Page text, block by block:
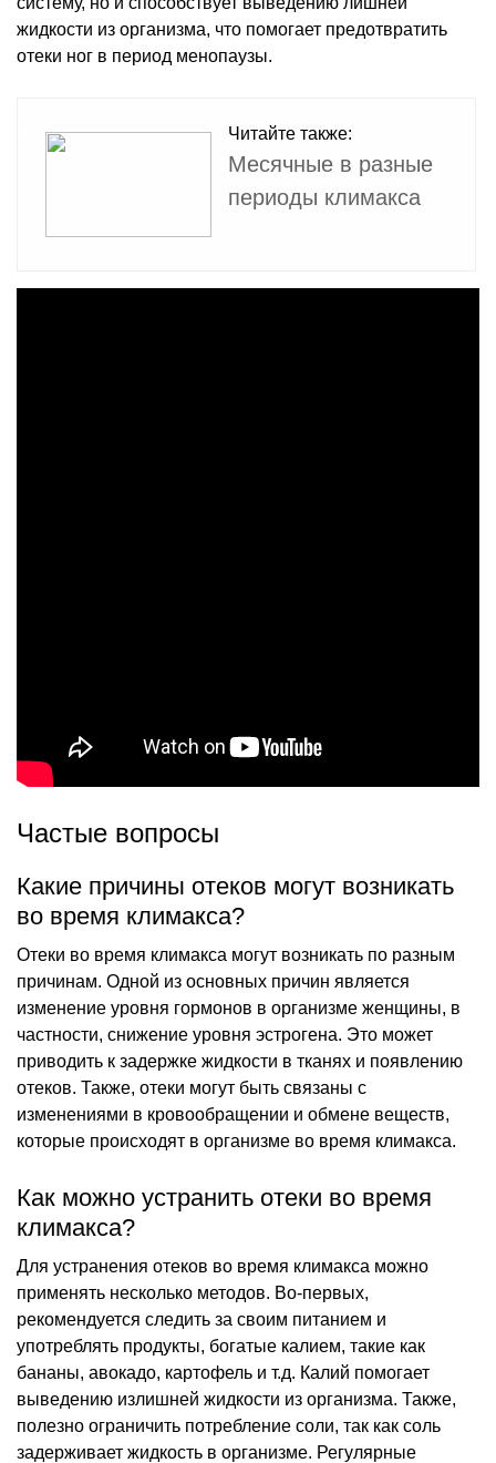
жидкости из организма, что помогает предотвратить
отеки ног в период менопаузы.
Читайте также:
Месячные в разные
периоды климакса
Частые вопросы
Какие причины отеков могут возникать
во время климакса?
Отеки во время климакса могут возникать по разным
причинам. Одной из основных причин является
изменение уровня гормонов в организме женщины, в
частности, снижение уровня эстрогена. Это может
приводить к задержке жидкости в тканях и появлению
отеков. Также, отеки могут быть связаны с
изменениями в кровообращении и обмене веществ,
которые происходят в организме во время климакса.
Как можно устранить отеки во время
климакса?
Для устранения отеков во время климакса можно
применять несколько методов. Во-первых,
рекомендуется следить за своим питанием и
употреблять продукты, богатые калием, такие как
бананы, авокадо, картофель и т.д. Калий помогает
выведению излишней жидкости из организма. Также,
полезно ограничить потребление соли, так как соль
задерживает жидкость в организме. Регулярные